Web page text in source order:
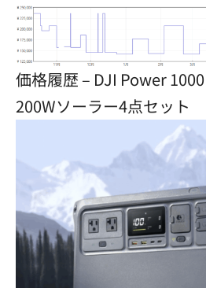
価格履歴 – DJI Power
200Wソーラー4点セット